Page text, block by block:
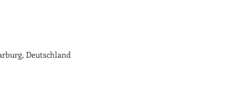
Deutschland